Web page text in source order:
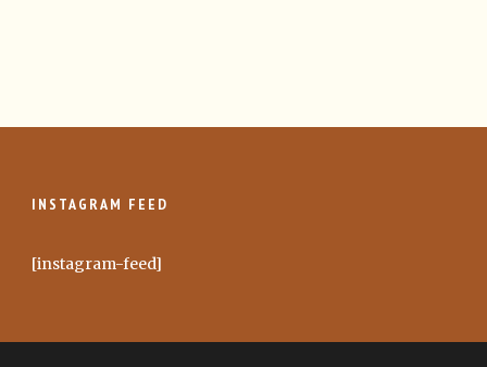
INSTAGRAM FEED
[instagram-feed]